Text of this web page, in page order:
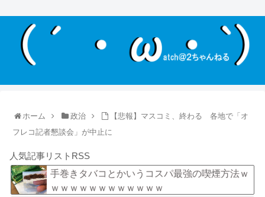
ホーム 政治
【悲報】マスコミ、終わる 各地で「オ
フレコ記者懇談会」が中止に
人気記事リストRSS
手巻きタバコとかいうコスパ最強の喫煙方法ｗ
ｗｗｗｗｗｗｗｗｗｗｗｗ